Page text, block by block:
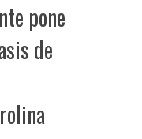
pone
de